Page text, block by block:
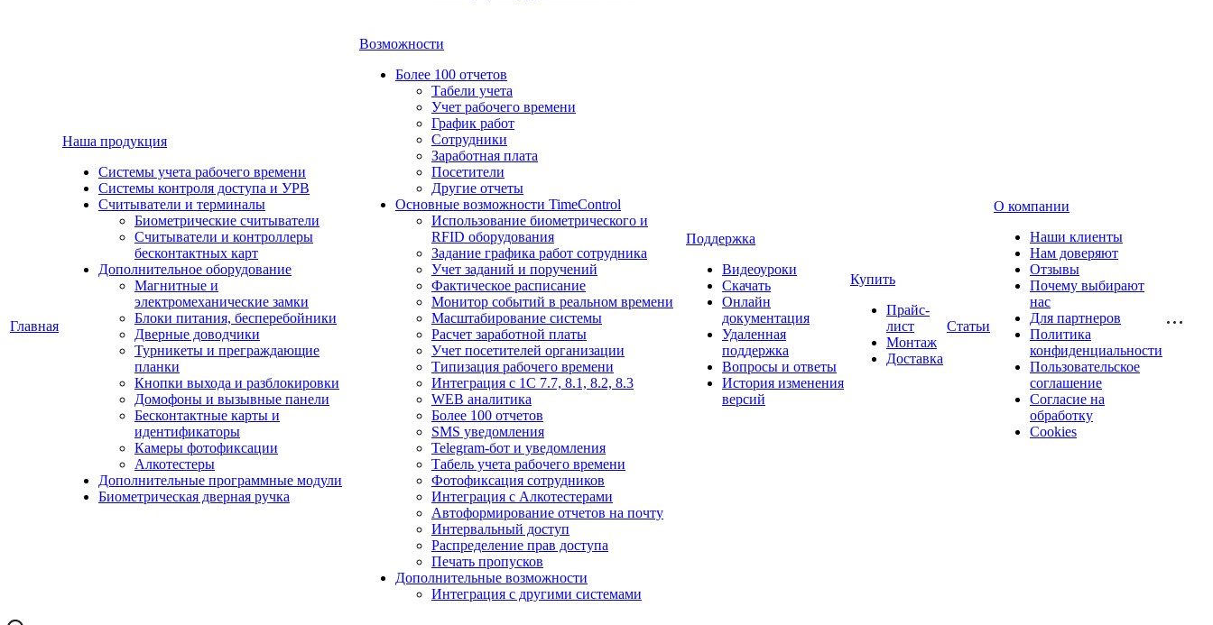
Главная
Наша продукция
Cистемы учета рабочего времени
Системы контроля доступа и УРВ
Считыватели и терминалы
Биометрические считыватели
Считыватели и контроллеры
бесконтактных карт
Дополнительное оборудование
Магнитные и
электромеханические замки
Блоки питания, бесперебойники
Дверные доводчики
Турникеты и преграждающие
планки
Кнопки выхода и разблокировки
Домофоны и вызывные панели
Бесконтактные карты и
идентификаторы
Камеры фотофиксации
Алкотестеры
Дополнительные программные модули
Биометрическая дверная ручка
Возможности
Более 100 отчетов
Табели учета
Учет рабочего времени
График работ
Сотрудники
Заработная плата
Посетители
Другие отчеты
Основные возможности TimeControl
Использование биометрического и
RFID оборудования
Задание графика работ сотрудника
Учет заданий и поручений
Фактическое расписание
Монитор событий в реальном времени
Масштабирование системы
Расчет заработной платы
Учет посетителей организации
Типизация рабочего времени
Интеграция с 1С 7.7, 8.1, 8.2, 8.3
WEB аналитика
Более 100 отчетов
SMS уведомления
Telegram-бот и уведомления
Табель учета рабочего времени
Фотофиксация сотрудников
Интеграция с Алкотестерами
Автоформирование отчетов на почту
Интервальный доступ
Распределение прав доступа
Печать пропусков
Дополнительные возможности
Интеграция с другими системами
Поддержка
Видеоуроки
Скачать
Онлайн
документация
Удаленная
поддержка
Вопросы и ответы
История изменения
версий
Купить
Прайс-
лист
Монтаж
Доставка
Статьи
О компании
Наши клиенты
Нам доверяют
Отзывы
Почему выбирают
нас
Для партнеров
Политика
конфиденциальности
Пользовательское
соглашение
Согласие на
обработку
Cookies